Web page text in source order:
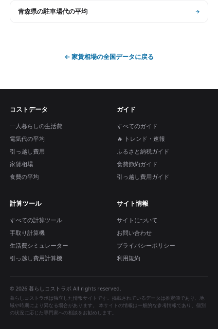
青森県の駐車場代の平均
← 家賃相場の全国データに戻る
コストデータ
一人暮らしの生活費
電気代の平均
引っ越し費用
家賃相場
食費の平均
ガイド
すべてのガイド
🔥 トレンド・速報
ふるさと納税ガイド
食費節約ガイド
引っ越し費用ガイド
計算ツール
すべての計算ツール
手取り計算機
生活費シミュレーター
引っ越し費用計算機
サイト情報
サイトについて
お問い合わせ
プライバシーポリシー
利用規約
© 2026 暮らしコストラボ All rights reserved.
暮らしコストラボは独立した情報サイトです。掲載されているデータは推定値であり、地
域や時期により異なる場合があります。 本サイトの情報は一般的な参考情報であり、個別
の状況に応じた専門家への相談をお勧めします。